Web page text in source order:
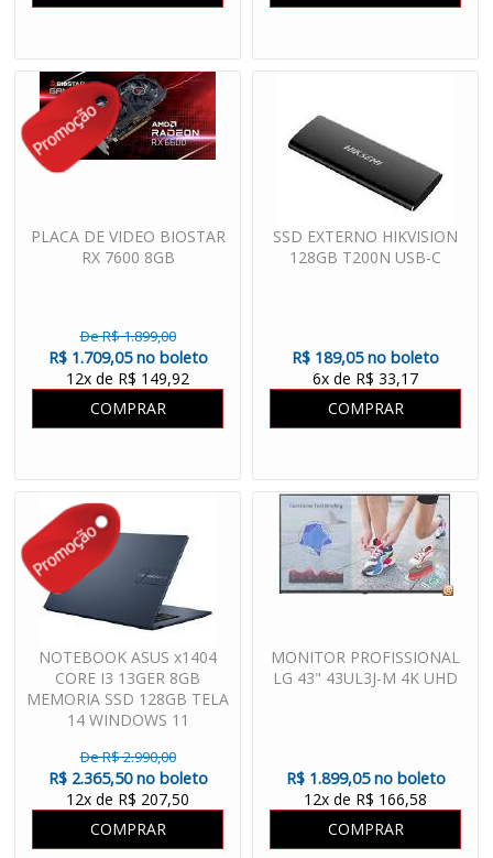
PLACA DE VIDEO BIOSTAR
RX 7600 8GB
De R$ 1.899,00
R$ 1.709,05 no boleto
12x de R$ 149,92
COMPRAR
SSD EXTERNO HIKVISION
128GB T200N USB-C
R$ 189,05 no boleto
6x de R$ 33,17
COMPRAR
NOTEBOOK ASUS x1404
CORE I3 13GER 8GB
MEMORIA SSD 128GB TELA
14 WINDOWS 11
De R$ 2.990,00
R$ 2.365,50 no boleto
12x de R$ 207,50
COMPRAR
MONITOR PROFISSIONAL
LG 43" 43UL3J-M 4K UHD
R$ 1.899,05 no boleto
12x de R$ 166,58
COMPRAR